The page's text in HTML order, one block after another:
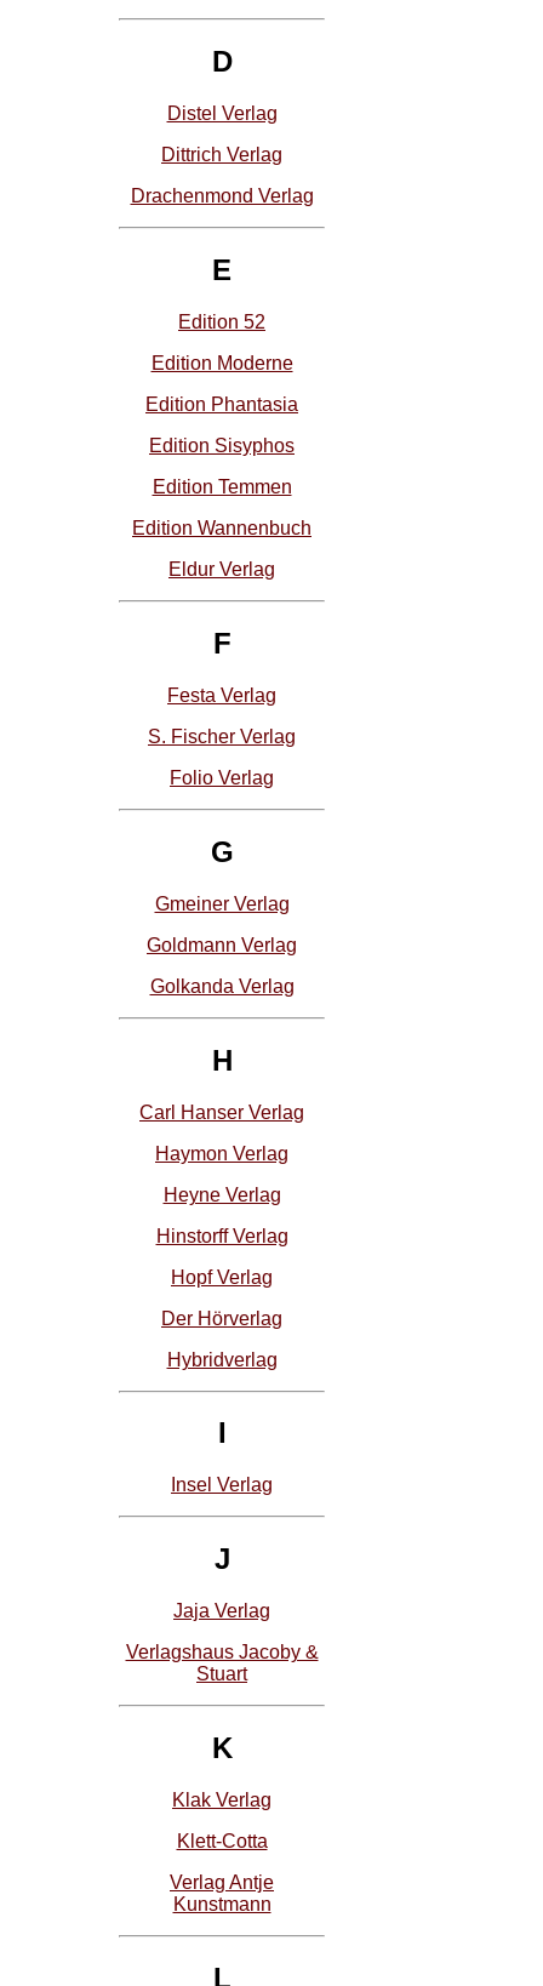
D
Distel Verlag
Dittrich Verlag
Drachenmond Verlag
E
Edition 52
Edition Moderne
Edition Phantasia
Edition Sisyphos
Edition Temmen
Edition Wannenbuch
Eldur Verlag
F
Festa Verlag
S. Fischer Verlag
Folio Verlag
G
Gmeiner Verlag
Goldmann Verlag
Golkanda Verlag
H
Carl Hanser Verlag
Haymon Verlag
Heyne Verlag
Hinstorff Verlag
Hopf Verlag
Der Hörverlag
Hybridverlag
I
Insel Verlag
J
Jaja Verlag
Verlagshaus Jacoby &
Stuart
K
Klak Verlag
Klett-Cotta
Verlag Antje
Kunstmann
L